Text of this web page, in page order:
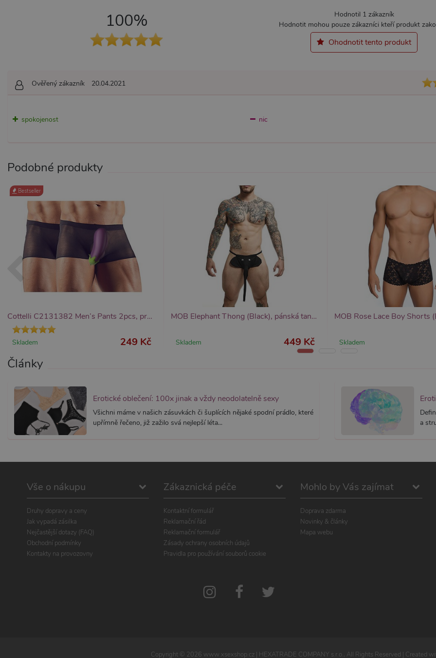
100%
Hodnotil 1 zákazník
Hodnotit mohou pouze zákazníci kteří produkt
Ohodnotit tento produkt
Ověřený zákazník 20.04.2021
spokojenost nic
Podobné produkty
Bestseller
Cottelli C2131382 Men’s Pants 2pcs, průhledné pánské trenky
Skladem 249 Kč
MOB Elephant Thong (Black), pánská tanga slon
Skladem 449 Kč Skladem
Články
Erotické oblečení: 100x jinak a vždy neodolatelně sexy
Všichni máme v našich zásuvkách či šuplících nějaké spodní prádlo, které
upřímně řečeno, již zažilo svá nejlepší léta...
a
Vše o nákupu
Druhy dopravy a ceny
Jak vypadá zásilka
Nejčastější dotazy (FAQ)
Obchodní podmínky
Kontakty na provozovny
Zákaznická péče
Kontaktní formulář
Reklamační řád
Reklamační formulář
Zásady ochrany osobních údajů
Pravidla pro používání souborů cookie
Mohlo by Vás zajímat
Doprava zdarma
Novinky & články
Mapa webu
Copyright © 2026 www.xsexshop.cz| HEXATRADE COMPANY s.r.o., All Rights Reserved | Created
Analytické
Nezbytně nutné soubory cookie umožňují základní funkce webových stránek, jako je přihlášení uživatele a správa
Tento soubor cookie používá služba Cookie-Script.com
PHP.net
.xsexshop.cz
Tento soubor cookie obsahuje informace o relaci. Je
Vyprší Popis
1 rok
měsíc
Tento název souboru cookie je spojen s Google Universal Analytics - což je
používané analytické služby Google. Tento soubor cookie se používá k
přiřazením náhodně vygenerovaného čísla jako identifikátoru klienta. Je
stránku na webu a slouží k výpočtu údajů o návštěvnících, relacích a
webů.
Vyprší Popis
Zendesk Inc.
.xsexshop.cz
1 rok
Widget živého chatu nastavuje soubory cookie pro uložení ID živého chatu
identifikaci zařízení napříč návštěvami.